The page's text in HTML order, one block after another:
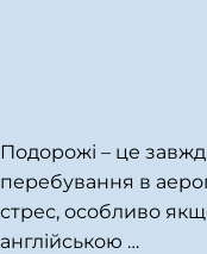
Подорожі – це
перебування в
стрес, особливо
англійською …